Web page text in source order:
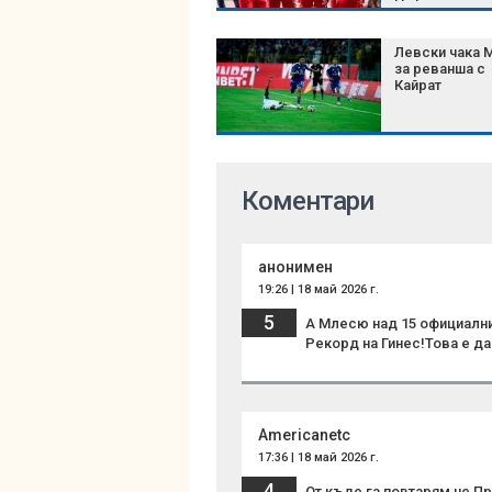
на
Левски чака
за реванша с
Кайрат
Коментари
анонимен
19:26 | 18 май 2026 г.
5
А Млесю над 15
Рекорд на Гинес!Това е
Americanetc
17:36 | 18 май 2026 г.